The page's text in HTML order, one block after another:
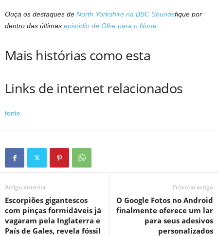
Ouça os destaques de North Yorkshire na BBC Soundsfique por
dentro das últimas episódio de Olhe para o Norte
Mais histórias como esta
Links de internet relacionados
fonte
Artigo anterior
Escorpiões gigantescos
com pinças formidáveis ​​já
vagaram pela Inglaterra e
País de Gales, revela fóssil
Próximo artigo
O Google Fotos no Android
finalmente oferece um lar
para seus adesivos
personalizados